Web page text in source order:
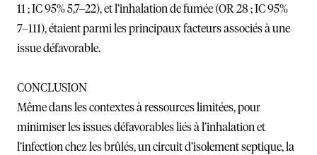
11 ; IC 95% 5,7–22), et l’inhalation de fumée (OR 28 ; IC 95%
7–111), étaient parmi les principaux facteurs associés à une
issue défavorable.
CONCLUSION
Même dans les contextes à ressources limitées, pour
minimiser les issues défavorables liés à l’inhalation et
l’infection chez les brûlés, un circuit d’isolement septique, la